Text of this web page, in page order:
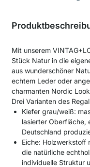
Mit unserem
Stück Natur in die
aus wunderschöner
echtem Leder oder
charmanten Nordic
Drei Varianten des
Kiefer grau/weiß:
lasierter Oberfläche,
Deutschland
Eiche: Holzwerkstoff
die natürliche
individuelle Struktur